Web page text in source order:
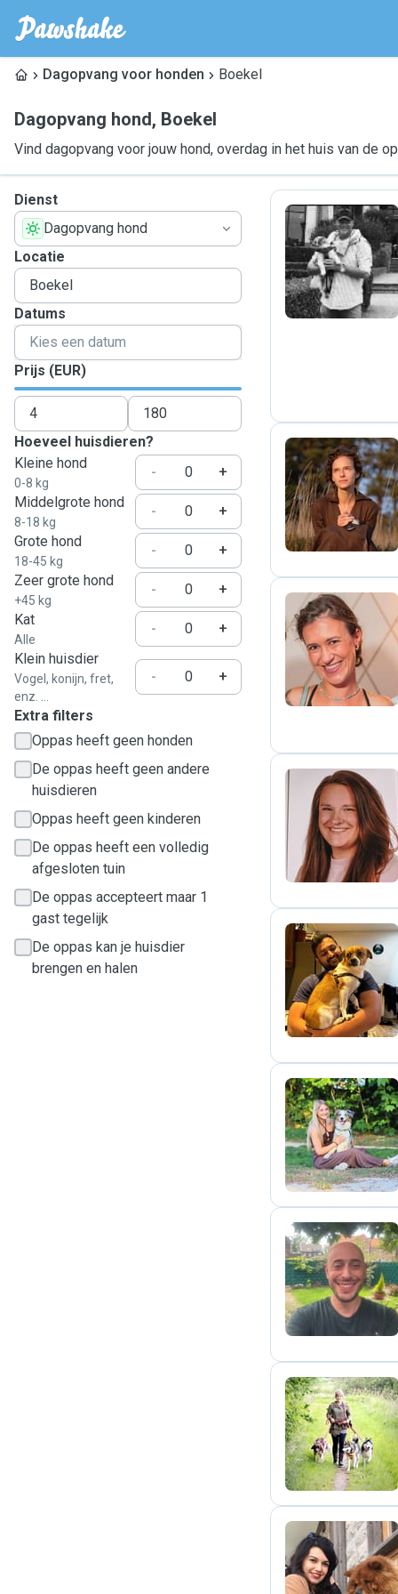
Dagopvang voor honden Boekel
Dagopvang hond, Boekel
Vind dagopvang voor jouw hond, overdag in het huis van de
Dienst
Dagopvang hond
Locatie
Datums
Prijs (EUR)
Hoeveel huisdieren?
Kleine hond
0-8 kg
-
+
Middelgrote hond
8-18 kg
-
+
Grote hond
18-45 kg
-
+
Zeer grote hond
+45 kg
-
+
Kat
Alle
-
+
Klein huisdier
Vogel, konijn, fret,
enz. ...
- +
Extra filters
Oppas heeft geen honden
De oppas heeft geen andere
huisdieren
Oppas heeft geen kinderen
De oppas heeft een volledig
afgesloten tuin
De oppas accepteert maar 1
gast tegelijk
De oppas kan je huisdier
brengen en halen
M
G
D
M
S
F
C
D
A